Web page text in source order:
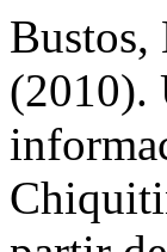
Bustos,
(2010).